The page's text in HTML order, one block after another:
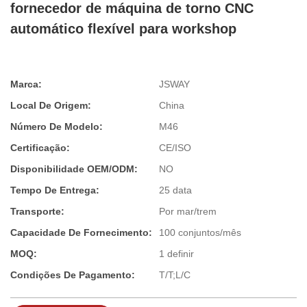
fornecedor de máquina de torno CNC
automático flexível para workshop
Marca:
JSWAY
Local De Origem:
China
Número De Modelo:
M46
Certificação:
CE/ISO
Disponibilidade OEM/ODM:
NO
Tempo De Entrega:
25 data
Transporte:
Por mar/trem
Capacidade De Fornecimento:
100 conjuntos/mês
MOQ:
1 definir
Condições De Pagamento:
T/T;L/C